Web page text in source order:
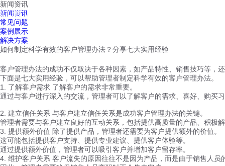
红鹰工作手机
新闻资讯
新闻资讯
常见问题
案例展示
解决方案
如何制定科学有效的客户管理办法？分享七大实用经验
客户管理办法的成功不仅取决于各种因素，如产品特性、销售技巧等，
下面是七大实用经验，可以帮助管理者制定科学有效的客户管理办法。
1. 了解客户需求 了解客户的需求非常重要。
通过与客户进行深入的交流，管理者可以了解客户的需求、喜好、购买
2. 建立信任关系 与客户建立信任关系是成功客户管理办法的关键。
管理者需要与客户建立良好的互动关系，包括提供高质量的产品、积极
3. 提供额外价值 除了提供产品，管理者还需要为客户提供额外的价值。
这可能包括提供客户支持、提供专业建议、提供客户体验等。
通过提供额外价值，管理者可以吸引客户并增加客户留存率。
4. 维护客户关系 客户流失的原因往往不是因为产品，而是由于销售人员